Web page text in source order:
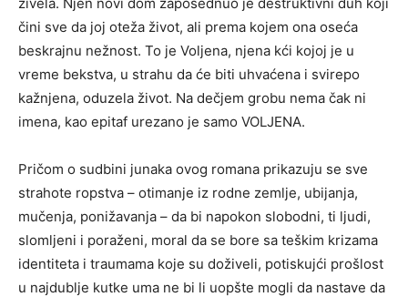
čini sve da joj oteža život, ali prema kojem ona oseća
beskrajnu nežnost. To je Voljena, njena kći kojoj je u
vreme bekstva, u strahu da će biti uhvaćena i svirepo
kažnjena, oduzela život. Na dečjem grobu nema čak ni
imena, kao epitaf urezano je samo VOLJENA.
Pričom o sudbini junaka ovog romana prikazuju se sve
strahote ropstva – otimanje iz rodne zemlje, ubijanja,
mučenja, ponižavanja – da bi napokon slobodni, ti ljudi,
slomljeni i poraženi, moral da se bore sa teškim krizama
identiteta i traumama koje su doživeli, potiskujći prošlost
u najdublje kutke uma ne bi li uopšte mogli da nastave da